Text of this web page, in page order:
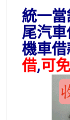
統一
尾汽
機車
借,可